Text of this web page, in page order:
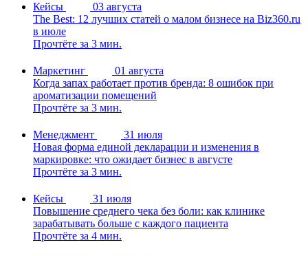
Кейсы
03 августа
The Best: 12 лучших статей о малом бизнесе на Biz360.ru
в июле
Прочтёте за 3 мин.
Маркетинг
01 августа
Когда запах работает против бренда: 8 ошибок при
ароматизации помещений
Прочтёте за 3 мин.
Менеджмент
31 июля
Новая форма единой декларации и изменения в
маркировке: что ожидает бизнес в августе
Прочтёте за 3 мин.
Кейсы
31 июля
Повышение среднего чека без боли: как клинике
зарабатывать больше с каждого пациента
Прочтёте за 4 мин.